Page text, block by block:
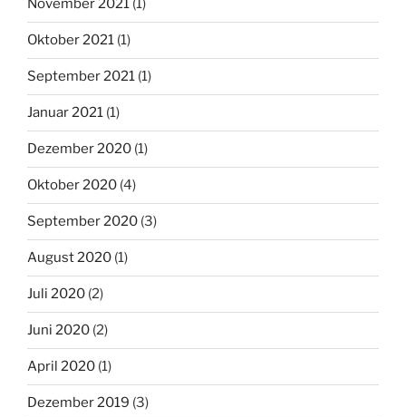
November 2021 (1)
Oktober 2021 (1)
September 2021 (1)
Januar 2021 (1)
Dezember 2020 (1)
Oktober 2020 (4)
September 2020 (3)
August 2020 (1)
Juli 2020 (2)
Juni 2020 (2)
April 2020 (1)
Dezember 2019 (3)